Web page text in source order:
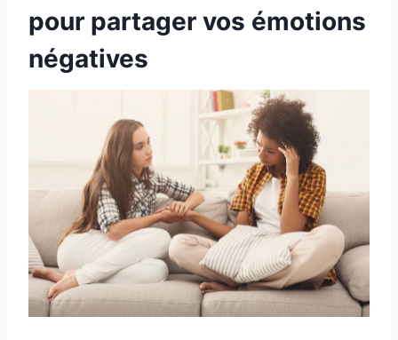
pour partager vos émotions
négatives